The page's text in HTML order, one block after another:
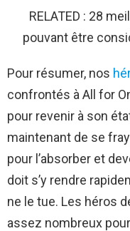
RELATED : 28
pouvant être
Pour résumer, nos
confrontés à All for
pour revenir à son
maintenant de se
pour l’absorber et
doit s’y rendre
ne le tue. Les héros
assez nombreux pour